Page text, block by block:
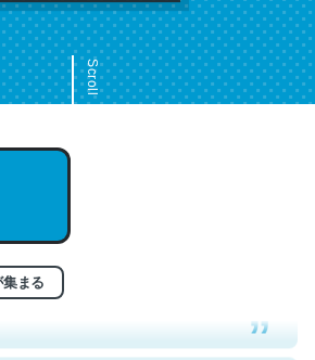
Scroll
まる
てもクレバーなんだろうなと凄く思
る人は原文もお勧め。自分はこの流
Go. Then Covid hit. Shit.
れるかい？ by ラーズ・ヌートバー